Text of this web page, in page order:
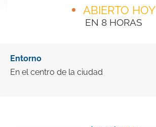
ABIERTO HOY
EN 8 HORAS
Entorno
En el centro de la ciudad